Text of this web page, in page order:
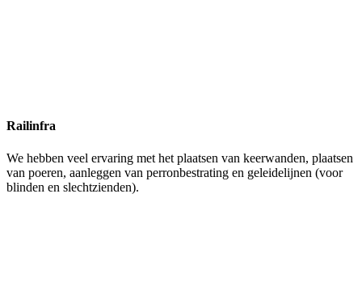
Railinfra
We hebben veel ervaring met het plaatsen van keerwanden, plaatsen
van poeren, aanleggen van perronbestrating en geleidelijnen (voor
blinden en slechtzienden).